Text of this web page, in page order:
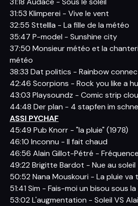
31:53 Klimperei - Vive le vent
32:55 Sttellla - La fille de la météo
35:47 P-model - Sunshine city
37:50 Monsieur météo et la
météo
38:33 Dat politics - Rainbow
42:46 Scorpions - Rock you like a
43:03 Playsoundz - Comic strip
44:48 Der plan - 4 stapfen im
ASSI PYCHAF
45:49 Pub Knorr - "la pluie" (1978)
46:10 Inconnu - Il fait chaud
46:56 Alain Gillot-Pétré -
49:22 Brigitte Bardot - Nue au soleil
50:52 Nana Mouskouri - La pluie va
51:41 Sim - Fais-moi un bisou sous la
53:02 L'augmentation - Soleil VS